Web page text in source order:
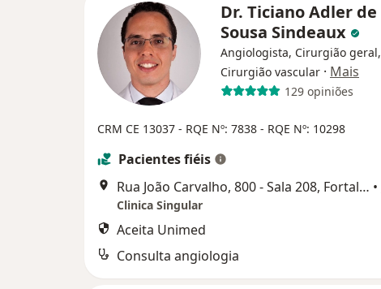
Dr. Ticiano Adler de
Sousa Sindeaux
Angiologista, Cirurgião geral,
Cirurgião vascular · Mais
129 opiniões
CRM CE 13037 - RQE Nº: 7838 - RQE Nº: 10298
Pacientes fiéis
Rua João Carvalho, 800 - Sala 208, Fortaleza •
Clinica Singular
Aceita Unimed
Consulta angiologia